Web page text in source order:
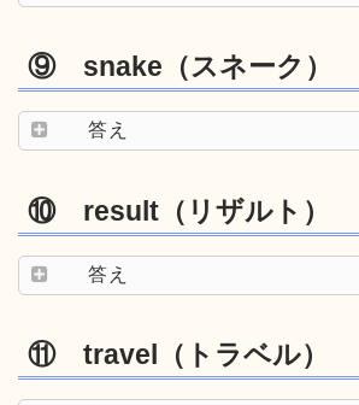
⑨ snake（スネーク）
答え
⑩ result（リザルト）
答え
⑪ travel（トラベル）